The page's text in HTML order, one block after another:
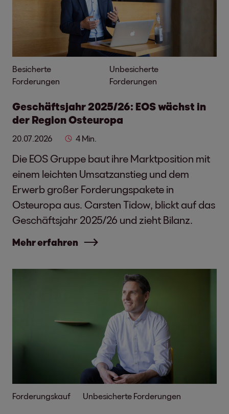
Besicherte
Forderungen
Unbesicherte
Forderungen
Geschäftsjahr 2025/26: EOS wächst in
der Region Osteuropa
20.07.2026 4 Min.
Die EOS Gruppe baut ihre Marktposition mit
einem leichten Umsatzanstieg und dem
Erwerb großer Forderungspakete in
Osteuropa aus. Carsten Tidow, blickt auf das
Geschäftsjahr 2025/26 und zieht Bilanz.
Mehr erfahren
Forderungskauf Unbesicherte Forderungen